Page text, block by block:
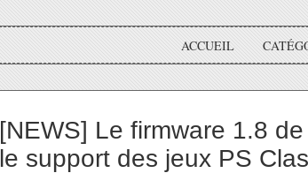
ACCUEIL
[NEWS] Le firmware 1.8
le support des jeux PS